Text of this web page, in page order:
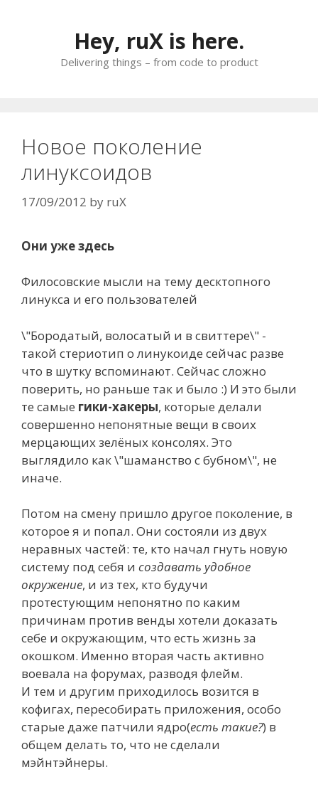
Hey, ruX is here.
Delivering things – from code to product
Новое поколение
линуксоидов
17/09/2012 by ruX
Они уже здесь
Филосовские мысли на тему десктопного
линукса и его пользователей
\"Бородатый, волосатый и в свиттере\" -
такой стериотип о линукоиде сейчас разве
что в шутку вспоминают. Сейчас сложно
поверить, но раньше так и было :) И это были
те самые гики-хакеры, которые делали
совершенно непонятные вещи в своих
мерцающих зелёных консолях. Это
выглядило как \"шаманство с бубном\", не
иначе.
Потом на смену пришло другое поколение, в
которое я и попал. Они состояли из двух
неравных частей: те, кто начал гнуть новую
систему под себя и создавать удобное
окружение, и из тех, кто будучи
протестующим непонятно по каким
причинам против венды хотели доказать
себе и окружающим, что есть жизнь за
окошком. Именно вторая часть активно
воевала на форумах, разводя флейм.
И тем и другим приходилось возится в
кофигах, пересобирать приложения, особо
старые даже патчили ядро(есть такие?) в
общем делать то, что не сделали
мэйнтэйнеры.